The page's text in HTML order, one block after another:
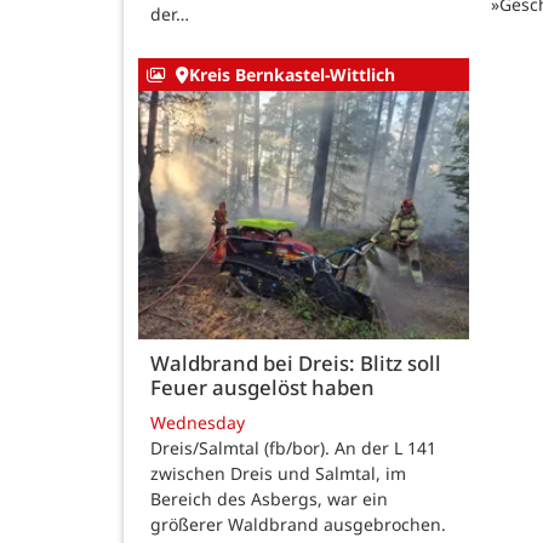
der…
Kreis Bernkastel-Wittlich
Waldbrand bei Dreis: Blitz soll
Feuer ausgelöst haben
Wednesday
Dreis/Salmtal (fb/bor). An der L 141
zwischen Dreis und Salmtal, im
Bereich des Asbergs, war ein
größerer Waldbrand ausgebrochen.